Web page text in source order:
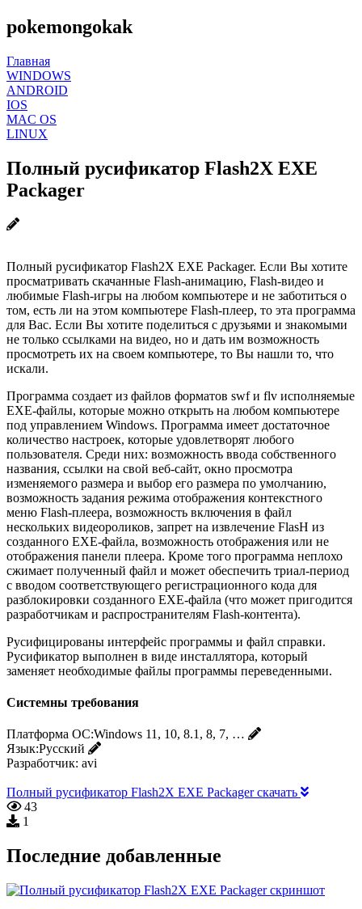
pokemongokak
Главная
WINDOWS
ANDROID
IOS
MAC OS
LINUX
Полный русификатор Flash2X EXE
Packager
Полный русификатор Flash2X EXE Packager. Если Вы хотите
просматривать скачанные Flash-анимацию, Flash-видео и
любимые Flash-игры на любом компьютере и не заботиться о
том, есть ли на этом компьютере Flash-плеер, то эта программа
для Вас. Если Вы хотите поделиться с друзьями и знакомыми
не только ссылками на видео, но и дать им возможность
просмотреть их на своем компьютере, то Вы нашли то, что
искали.
Программа создает из файлов форматов swf и flv исполняемые
EXE-файлы, которые можно открыть на любом компьютере
под управлением Windows. Программа имеет достаточное
количество настроек, которые удовлетворят любого
пользователя. Среди них: возможность ввода собственного
названия, ссылки на свой веб-сайт, окно просмотра
изменяемого размера и выбор его размера по умолчанию,
возможность задания режима отображения контекстного
меню Flash-плеера, возможность включения в файл
нескольких видеороликов, запрет на извлечение FlasH из
созданного EXE-файла, возможность отображения или не
отображения панели плеера. Кроме того программа неплохо
сжимает полученный файл и может обеспечить триал-период
с вводом соответствующего регистрационного кода для
разблокировки созданного EXE-файла (что может пригодится
разработчикам и распространителям Flash-контента).
Русифицированы интерфейс программы и файл справки.
Русификатор выполнен в виде инсталлятора, который
заменяет необходимые файлы программы переведенными.
Системны требования
Платформа ОС:Windows 11, 10, 8.1, 8, 7, …
Язык:Русский
Разработчик: avi
Полный русификатор Flash2X EXE Packager скачать
43
1
Последние добавленные